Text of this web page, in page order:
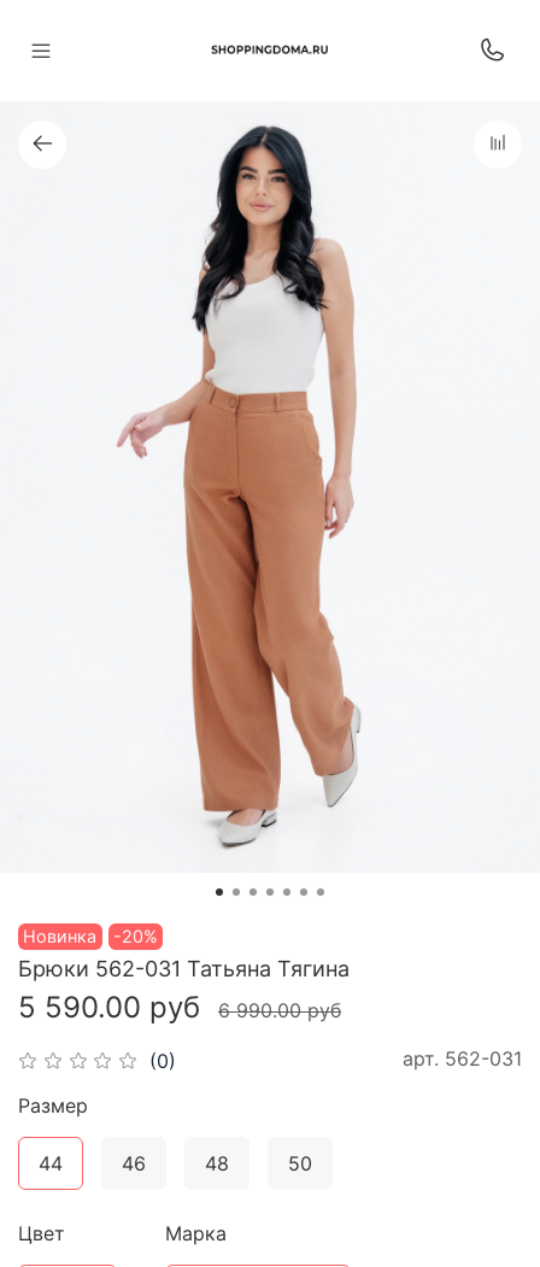
Новинка -20%
(0) арт. 562-031
Брюки 562-031 Татьяна Тягина
5 590.00 руб 6 990.00 руб
Размер
44 46 48 50
Цвет Марка